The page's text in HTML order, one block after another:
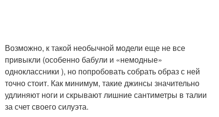
Возможно, к такой необычной модели еще не все
привыкли (особенно бабули и «немодные»
одноклассники ), но попробовать собрать образ с ней
точно стоит. Как минимум, такие джинсы значительно
удлиняют ноги и скрывают лишние сантиметры в талии
за счет своего силуэта.